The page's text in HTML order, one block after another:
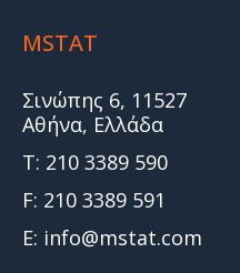
MSTAT
Σινώπης 6, 11527
Αθήνα, Ελλάδα
T: 210 3389 590
F: 210 3389 591
E: info@mstat.com